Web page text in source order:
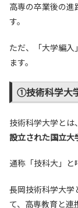
高専の卒業後の
す。
ただ、「大学編入
ます。
①技術科学大
技術科学大学とは
設立された国立大
通称「技科大」と
長岡技術科学大学
て、高専教育と連